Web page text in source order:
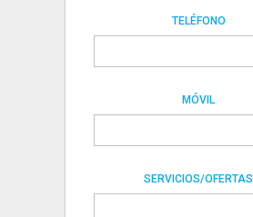
TELÉFONO
MÓVIL
SERVICIOS/OFERTAS